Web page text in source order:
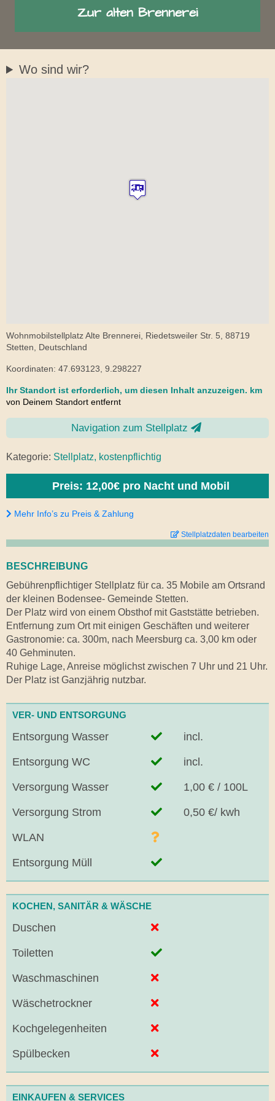
Zur alten Brennerei
Wo sind wir?
Wohnmobilstellplatz Alte Brennerei, Riedetsweiler Str. 5, 88719
Stetten, Deutschland
Koordinaten: 47.693123, 9.298227
Ihr Standort ist erforderlich, um diesen Inhalt anzuzeigen. km
von Deinem Standort entfernt
Navigation zum Stellplatz
Kategorie: Stellplatz, kostenpflichtig
Preis: 12,00€ pro Nacht und Mobil
Mehr Info’s zu Preis & Zahlung
Stellplatzdaten bearbeiten
BESCHREIBUNG
Gebührenpflichtiger Stellplatz für ca. 35 Mobile am Ortsrand
der kleinen Bodensee- Gemeinde Stetten.
Der Platz wird von einem Obsthof mit Gaststätte betrieben.
Entfernung zum Ort mit einigen Geschäften und weiterer
Gastronomie: ca. 300m, nach Meersburg ca. 3,00 km oder
40 Gehminuten.
Ruhige Lage, Anreise möglichst zwischen 7 Uhr und 21 Uhr.
Der Platz ist Ganzjährig nutzbar.
VER- UND ENTSORGUNG
Entsorgung Wasser incl.
Entsorgung WC incl.
Versorgung Wasser 1,00 € / 100L
Versorgung Strom 0,50 €/ kwh
WLAN
Entsorgung Müll
KOCHEN, SANITÄR & WÄSCHE
Duschen
Toiletten
Waschmaschinen
Wäschetrockner
Kochgelegenheiten
Spülbecken
EINKAUFEN & SERVICES